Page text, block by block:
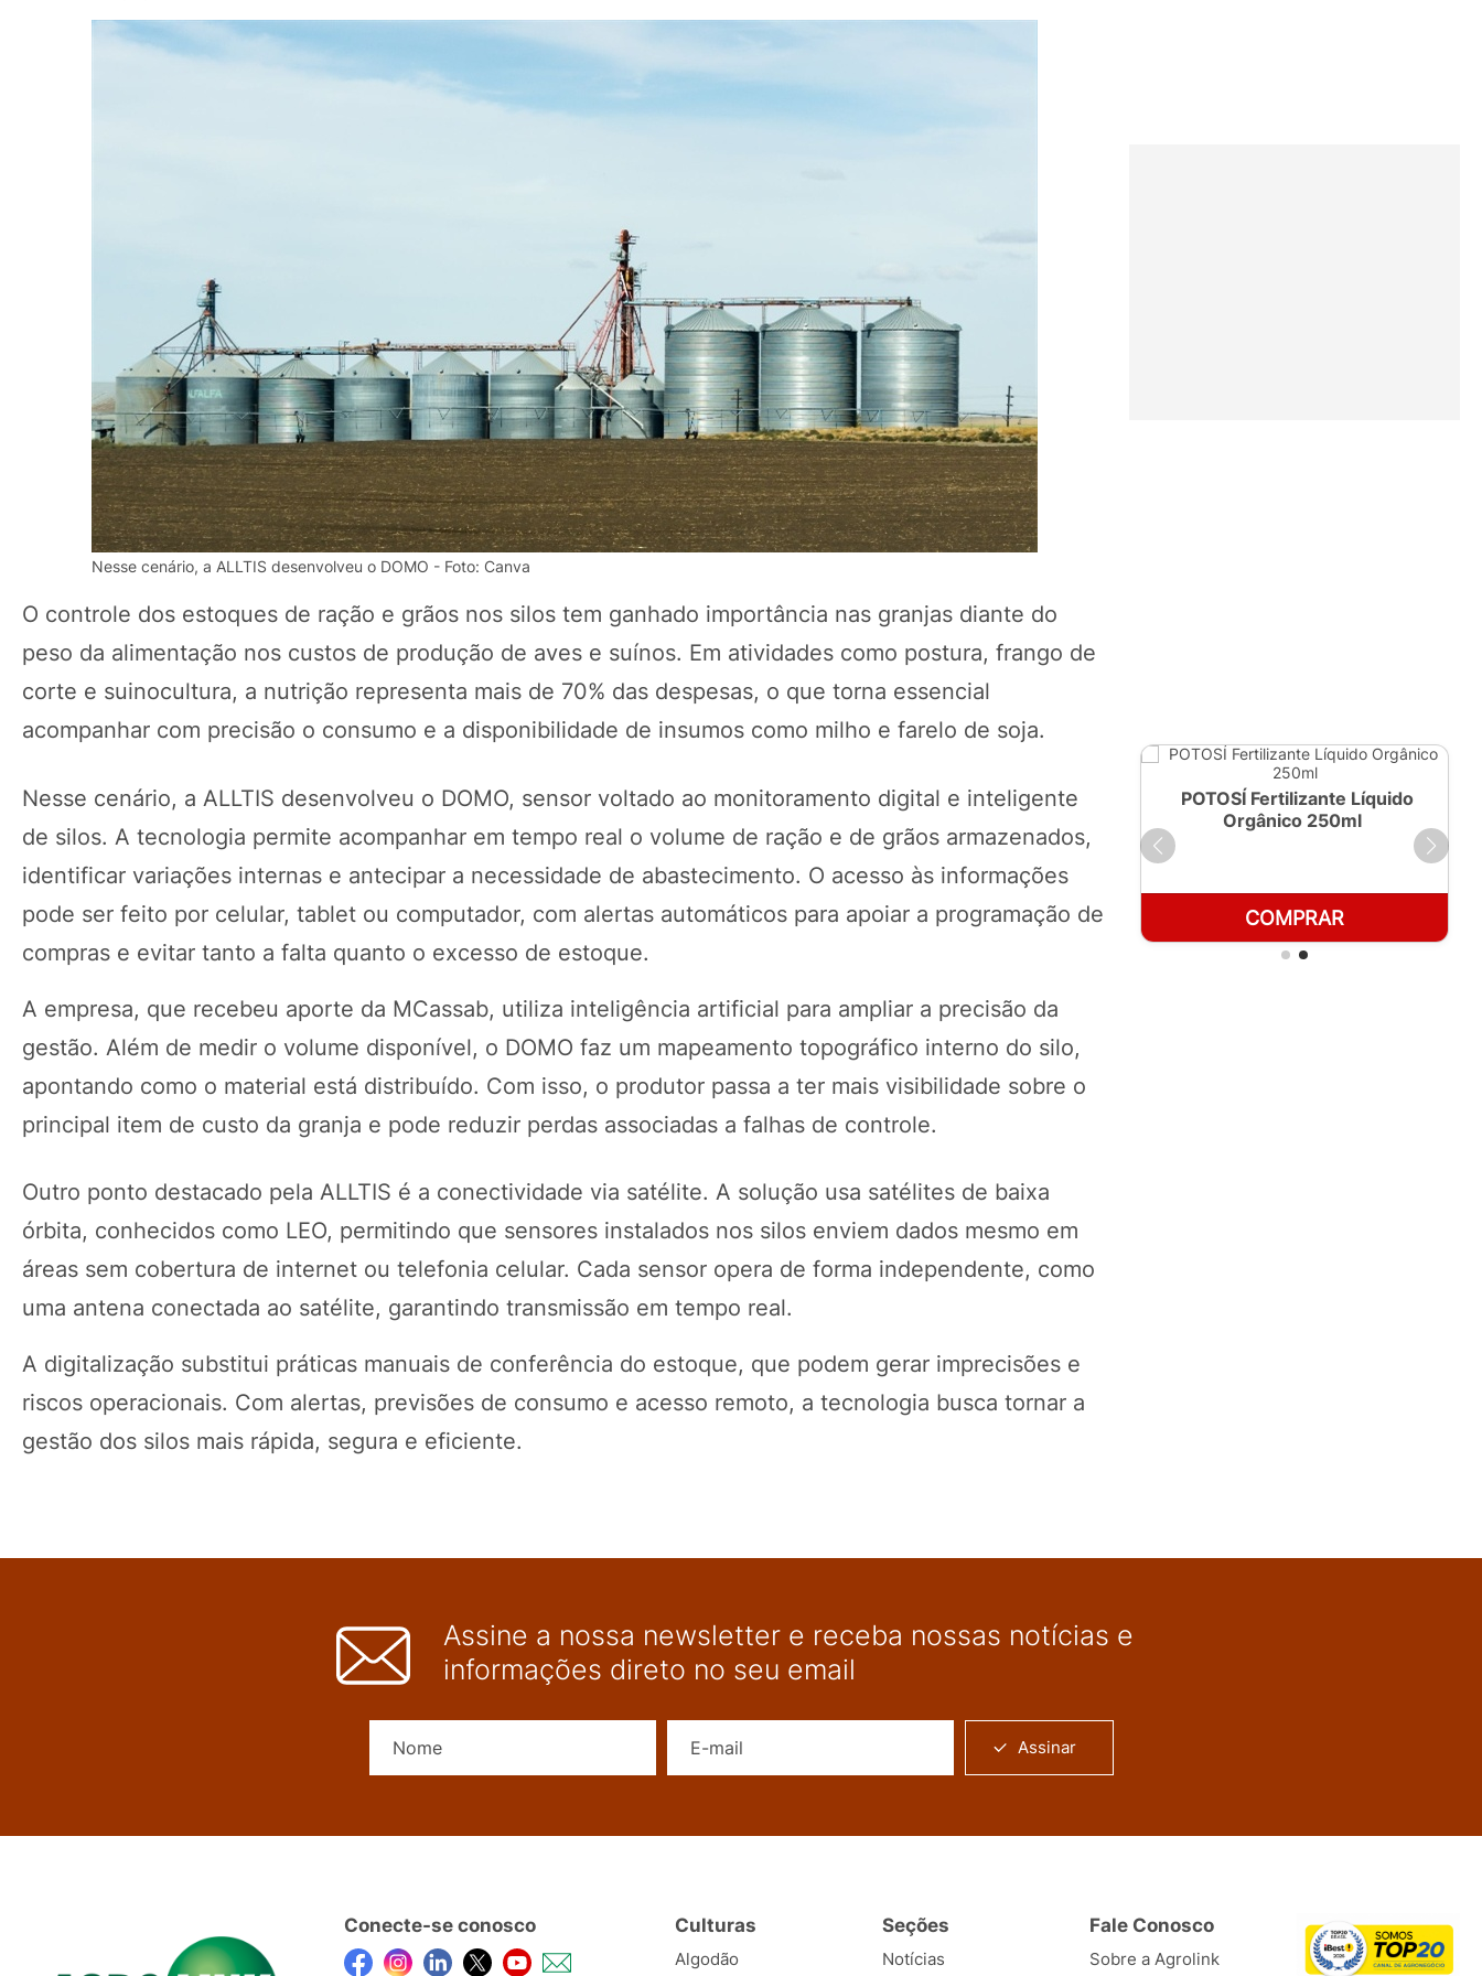
Nesse cenário, a ALLTIS desenvolveu o DOMO - Foto: Canva
O controle dos estoques de ração e grãos nos silos tem ganhado importância nas granjas diante do
peso da alimentação nos custos de produção de aves e suínos. Em atividades como postura, frango de
corte e suinocultura, a nutrição representa mais de 70% das despesas, o que torna essencial
acompanhar com precisão o consumo e a disponibilidade de insumos como milho e farelo de soja.
Nesse cenário, a ALLTIS desenvolveu o DOMO, sensor voltado ao monitoramento digital e inteligente
de silos. A tecnologia permite acompanhar em tempo real o volume de ração e de grãos armazenados,
identificar variações internas e antecipar a necessidade de abastecimento. O acesso às informações
pode ser feito por celular, tablet ou computador, com alertas automáticos para apoiar a programação de
compras e evitar tanto a falta quanto o excesso de estoque.
A empresa, que recebeu aporte da MCassab, utiliza inteligência artificial para ampliar a precisão da
gestão. Além de medir o volume disponível, o DOMO faz um mapeamento topográfico interno do silo,
apontando como o material está distribuído. Com isso, o produtor passa a ter mais visibilidade sobre o
principal item de custo da granja e pode reduzir perdas associadas a falhas de controle.
Outro ponto destacado pela ALLTIS é a conectividade via satélite. A solução usa satélites de baixa
órbita, conhecidos como LEO, permitindo que sensores instalados nos silos enviem dados mesmo em
áreas sem cobertura de internet ou telefonia celular. Cada sensor opera de forma independente, como
uma antena conectada ao satélite, garantindo transmissão em tempo real.
A digitalização substitui práticas manuais de conferência do estoque, que podem gerar imprecisões e
riscos operacionais. Com alertas, previsões de consumo e acesso remoto, a tecnologia busca tornar a
gestão dos silos mais rápida, segura e eficiente.
POTOSÍ Fertilizante Líquido
COMPRAR
POTOSÍ Fertilizante Líquido
Orgânico 250ml
COMPRAR
Assine a nossa newsletter e receba nossas notícias e
informações direto no seu email
Assinar
Conecte-se conosco Culturas
Algodão
Seções
Notícias
Fale Conosco
Sobre a Agrolink